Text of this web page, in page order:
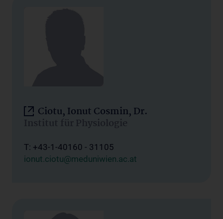
Ciotu, Ionut Cosmin, Dr.
Institut für Physiologie
T: +43-1-40160 - 31105
ionut.ciotu@meduniwien.ac.at